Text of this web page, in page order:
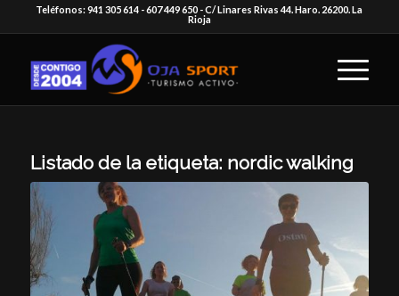
Teléfonos: 941 305 614 - 607 449 650 - C/ Linares Rivas 44. Haro. 26200. La
Rioja
Listado de la etiqueta: nordic walking